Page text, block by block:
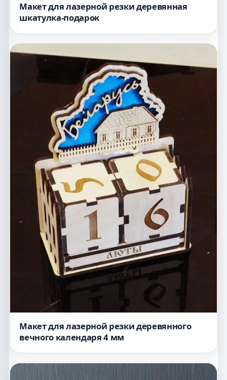
Макет для лазерной резки деревянная
шкатулка-подарок
Макет для лазерной резки деревянного
вечного календаря 4 мм